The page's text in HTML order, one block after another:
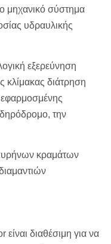
μηχανικό σύστημα
υδραυλικής
εξερεύνηση
κλίμακας διάτρηση
εφαρμοσμένης
την
κραμάτων
διαθέσιμη για να